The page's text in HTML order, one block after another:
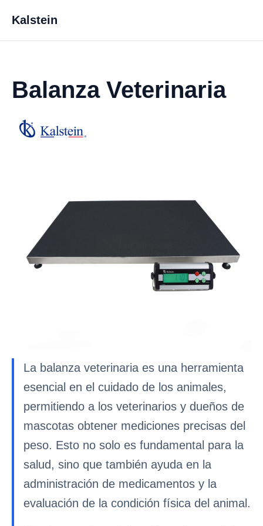
Kalstein
Balanza Veterinaria
La balanza veterinaria es una herramienta
esencial en el cuidado de los animales,
permitiendo a los veterinarios y dueños de
mascotas obtener mediciones precisas del
peso. Esto no solo es fundamental para la
salud, sino que también ayuda en la
administración de medicamentos y la
evaluación de la condición física del animal.